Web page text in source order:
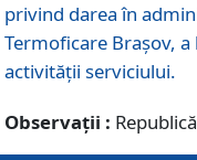
privind darea în
Termoficare Braşov,
activităţii serviciului.
Observații :